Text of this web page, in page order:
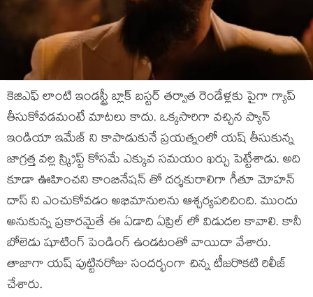
కెజిఎఫ్ లాంటి ఇండస్ట్రీ బ్లాక్ బస్టర్ తర్వాత రెండేళ్లకు పైగా గ్యాప్
తీసుకోవడమంటే మాటలు కాదు. ఒక్కసారిగా వచ్చిన ప్యాన్
ఇండియా ఇమేజ్ ని కాపాడుకునే ప్రయత్నంలో యష్ తీసుకున్న
జాగ్రత్త వల్ల స్క్రిప్ట్ కోసమే ఎక్కువ సమయం ఖర్చు పెట్టేశాడు. అది
కూడా ఊహించని కాంబినేషన్ తో దర్శకురాలిగా గీతూ మోహన్
దాస్ ని ఎంచుకోవడం అభిమానులను ఆశ్చర్యపరిచింది. ముందు
అనుకున్న ప్రకారమైతే ఈ ఏడాది ఏప్రిల్ లో విడుదల కావాలి. కానీ
బోలెడు షూటింగ్ పెండింగ్ ఉండటంతో వాయిదా వేశారు.
తాజాగా యష్ పుట్టినరోజు సందర్భంగా చిన్న టీజరొకటి రిలీజ్
చేశారు.